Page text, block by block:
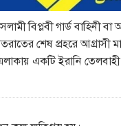
বিপ্লবী গার্ড
শেষ প্রহরে আগ্রাসী
এলাকায় একটি ইরানি